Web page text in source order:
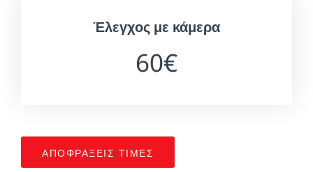
Έλεγχος με κάμερα
60€
ΑΠΟΦΡΑΞΕΙΣ ΤΙΜΕΣ